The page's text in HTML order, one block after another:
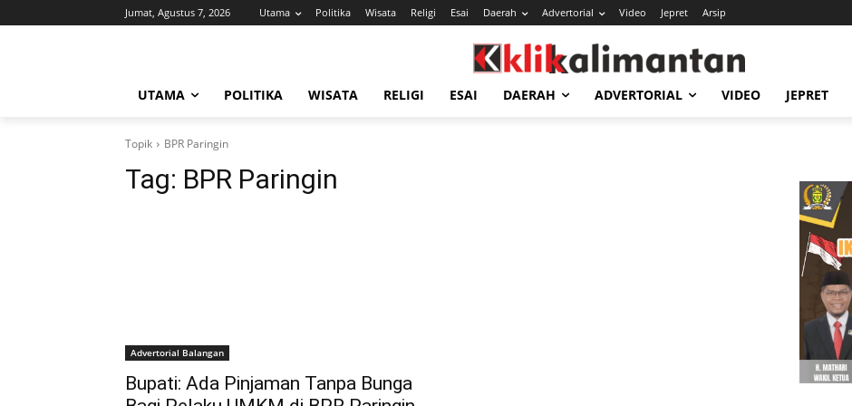
Jumat, Agustus 7, 2026 Utama Politika Wisata Religi Esai Daerah Advertorial Video Jepret Arsip
UTAMA POLITIKA WISATA RELIGI ESAI DAERAH ADVERTORIAL VIDEO JEPRET
Topik BPR Paringin
Tag: BPR Paringin
Advertorial Balangan
Bupati: Ada Pinjaman Tanpa Bunga